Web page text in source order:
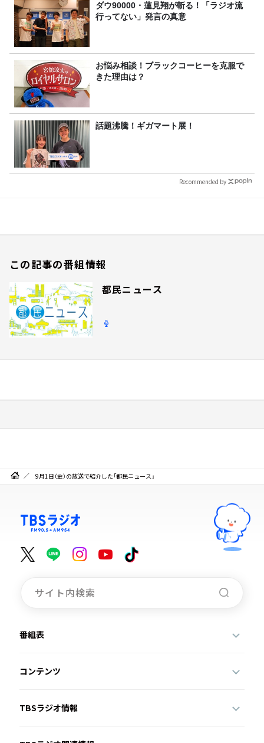
ダウ90000・蓮見翔が斬る！「ラジオ流
行ってない」発言の真意
お悩み相談！ブラックコーヒーを克服で
きた理由は？
話題沸騰！ギガマート展！
Recommended by
この記事の番組情報
都民ニュース
9月1日（金）の放送で紹介した「都民ニュース」
番組表
コンテンツ
TBSラジオ情報